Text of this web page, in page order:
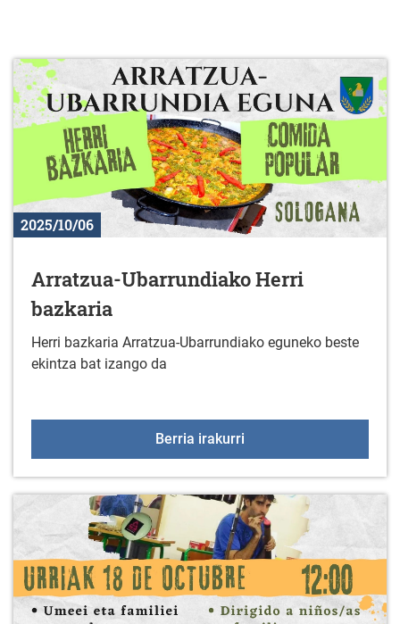
2025/10/06
Arratzua-Ubarrundiako Herri
bazkaria
Herri bazkaria Arratzua-Ubarrundiako eguneko beste
ekintza bat izango da
Berria irakurri